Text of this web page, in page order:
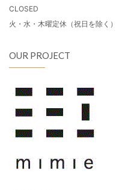
CLOSED
火・水・木曜定休（祝日を除く）
OUR PROJECT